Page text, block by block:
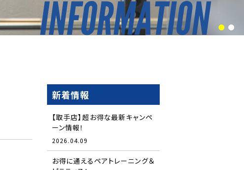
1 2
新着情報
【取手店】超お得な最新キャンペ
ーン情報！
2026.04.09
お得に通えるペアトレーニング＆